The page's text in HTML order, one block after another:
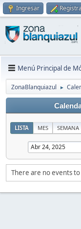
Ingresar
Menú Principal de
ZonaBlanquiazul ►
LISTA MES SEMANA
There are no events to